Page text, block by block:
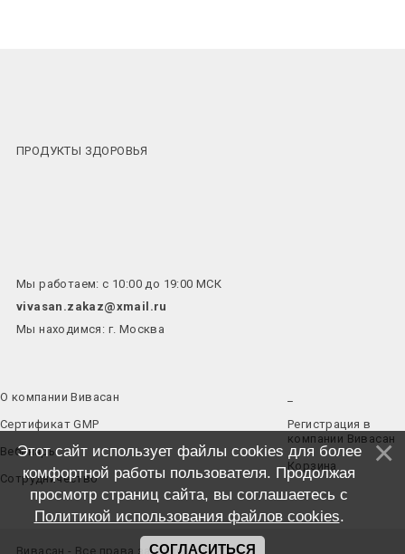
ПРОДУКТЫ ЗДОРОВЬЯ
Мы работаем: с 10:00 до 19:00 МСК
vivasan.zakaz@xmail.ru
Мы находимся: г. Москва
О компании Вивасан
Сертификат GMP
Вебинары
Сотрудничество
Регистрация в
компании Вивасан
Корзина
Вивасан - Все права защищены © 2026
Этот сайт использует файлы cookies для более
комфортной работы пользователя. Продолжая
просмотр страниц сайта, вы соглашаетесь с
Политикой использования файлов cookies.
СОГЛАСИТЬСЯ